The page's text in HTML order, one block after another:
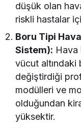
düşük olan
riskli hastalar
Boru Tipi
Sistem): Hava
vücut altındaki
değiştirdiği
modülleri ve
olduğundan
yüksektir.